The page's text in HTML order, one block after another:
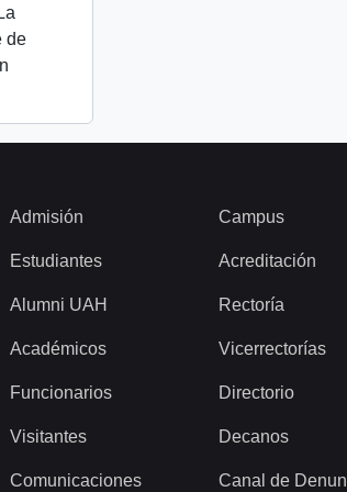
de
Admisión
Estudiantes
Alumni UAH
Académicos
Funcionarios
Visitantes
Comunicaciones
Campus
Acreditación
Rectoría
Vicerrectorías
Directorio
Decanos
Canal de